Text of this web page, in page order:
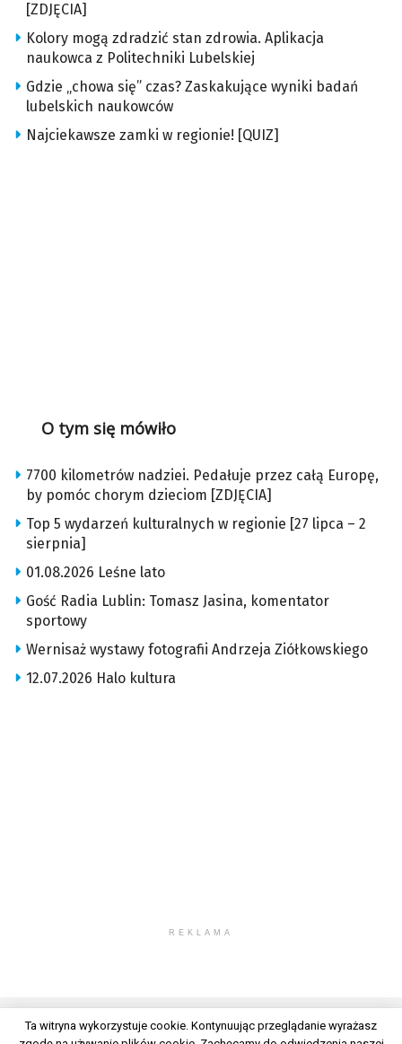
[ZDJĘCIA]
Kolory mogą zdradzić stan zdrowia. Aplikacja
naukowca z Politechniki Lubelskiej
Gdzie „chowa się” czas? Zaskakujące wyniki badań
lubelskich naukowców
Najciekawsze zamki w regionie! [QUIZ]
O tym się mówiło
7700 kilometrów nadziei. Pedałuje przez całą Europę,
by pomóc chorym dzieciom [ZDJĘCIA]
Top 5 wydarzeń kulturalnych w regionie [27 lipca – 2
sierpnia]
01.08.2026 Leśne lato
Gość Radia Lublin: Tomasz Jasina, komentator
sportowy
Wernisaż wystawy fotografii Andrzeja Ziółkowskiego
12.07.2026 Halo kultura
REKLAMA
Ta witryna wykorzystuje cookie. Kontynuując przeglądanie wyrażasz